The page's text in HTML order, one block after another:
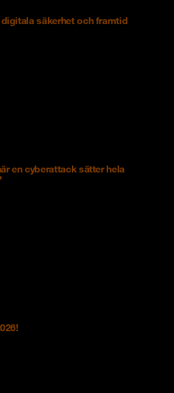
säkerhet och framtid
en cyberattack sätter hela